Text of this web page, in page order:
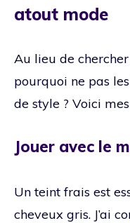
atout mode
Au lieu de
pourquoi ne pas
de style ? Voici
Jouer avec le
Un teint frais est
cheveux gris. J’ai